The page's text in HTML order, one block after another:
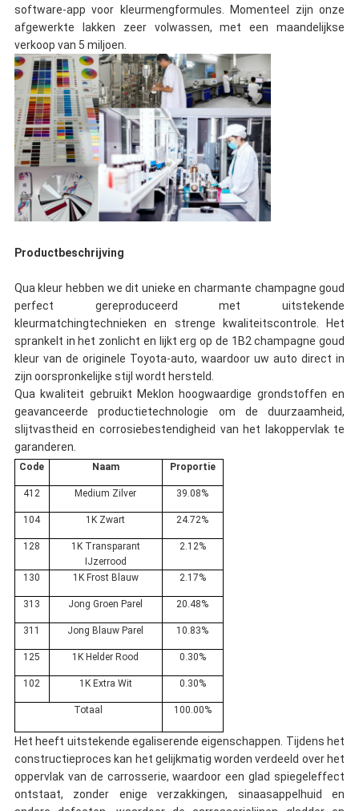
software-app voor kleurmengformules. Momenteel zijn onze
afgewerkte lakken zeer volwassen, met een maandelijkse
verkoop van 5 miljoen.
Productbeschrijving
Qua kleur hebben we dit unieke en charmante champagne goud
perfect gereproduceerd met uitstekende
kleurmatchingtechnieken en strenge kwaliteitscontrole. Het
sprankelt in het zonlicht en lijkt erg op de 1B2 champagne goud
kleur van de originele Toyota-auto, waardoor uw auto direct in
zijn oorspronkelijke stijl wordt hersteld.
Qua kwaliteit gebruikt Meklon hoogwaardige grondstoffen en
geavanceerde productietechnologie om de duurzaamheid,
slijtvastheid en corrosiebestendigheid van het lakoppervlak te
garanderen.
Code Naam Proportie
412 Medium Zilver 39.08%
104 1K Zwart 24.72%
128
1K Transparant
IJzerrood
2.12%
130 1K Frost Blauw 2.17%
313 Jong Groen Parel 20.48%
311 Jong Blauw Parel 10.83%
125 1K Helder Rood 0.30%
102 1K Extra Wit 0.30%
Totaal 100.00%
Het heeft uitstekende egaliserende eigenschappen. Tijdens het
constructieproces kan het gelijkmatig worden verdeeld over het
oppervlak van de carrosserie, waardoor een glad spiegeleffect
ontstaat, zonder enige verzakkingen, sinaasappelhuid en